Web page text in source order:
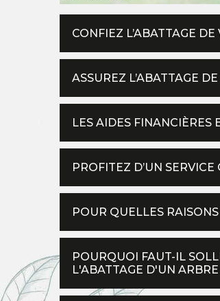
CONFIEZ L’ABATTAGE
ASSUREZ L’ABATTAGE
LES AIDES FINANCIÈRES
PROFITEZ D’UN
POUR QUELLES
POURQUOI FAUT-IL
L'ABATTAGE D'UN